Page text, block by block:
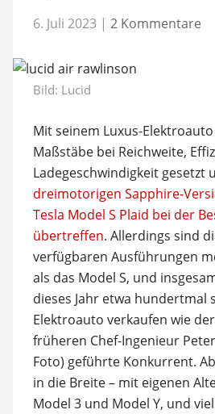
6. Juli 2023 | 2 Kommentare
Bild: Lucid
Mit seinem Luxus-
Maßstäbe bei Reichweite,
Ladegeschwindigkeit gesetzt
dreimotorigen Sapphire-
Tesla Model S Plaid bei der
übertreffen. Allerdings sind
verfügbaren Ausführungen
als das Model S, und
dieses Jahr etwa hundertmal
Elektroauto verkaufen wie
früheren Chef-Ingenieur
Foto) geführte Konkurrent.
in die Breite – mit eigenen
Model 3 und Model Y, und